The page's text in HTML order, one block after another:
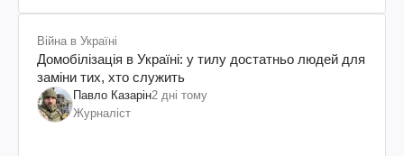
Війна в Україні
Домобілізація в Україні: у тилу достатньо людей для
заміни тих, хто служить
Павло Казарін2 дні тому
Журналіст